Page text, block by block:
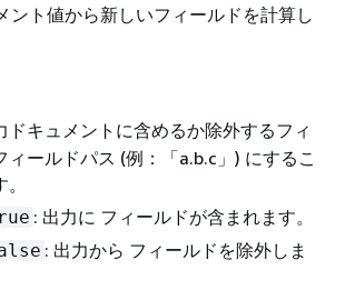
ント値から新しいフィールドを計算し
ドキュメントに含めるか除外するフィ
ィールドパス (例：「a.b.c」) にするこ
: 出力に フィールドが含まれます。
: 出力から フィールドを除外しま